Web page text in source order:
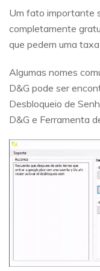
Um fato importante
completamente
que pedem uma
Algumas nomes
D&G pode ser
Desbloqueio de
D&G e Ferramenta